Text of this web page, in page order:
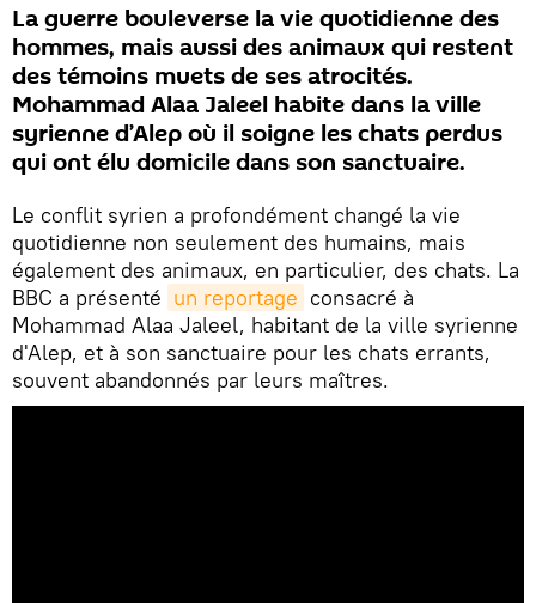
La guerre bouleverse la vie quotidienne des
hommes, mais aussi des animaux qui restent
des témoins muets de ses atrocités.
Mohammad Alaa Jaleel habite dans la ville
syrienne d’Alep où il soigne les chats perdus
qui ont élu domicile dans son sanctuaire.
Le conflit syrien a profondément changé la vie
quotidienne non seulement des humains, mais
également des animaux, en particulier, des chats. La
BBC a présenté un reportage consacré à
Mohammad Alaa Jaleel, habitant de la ville syrienne
d'Alep, et à son sanctuaire pour les chats errants,
souvent abandonnés par leurs maîtres.